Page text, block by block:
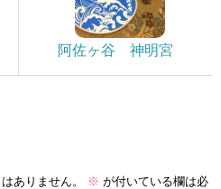
阿佐ヶ谷 神明宮
ありません。 ※ が付いている欄は必